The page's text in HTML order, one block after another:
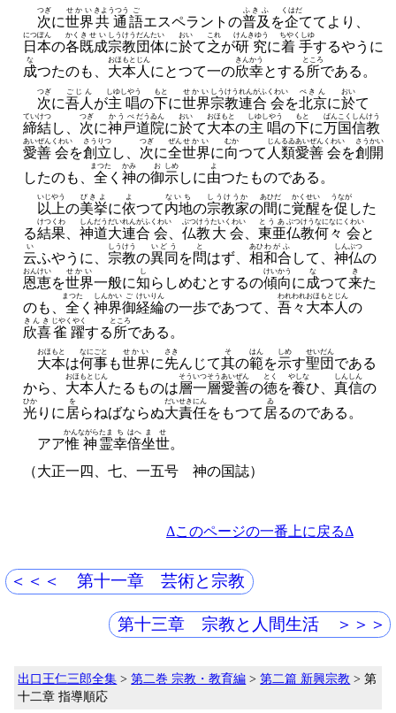
次
つぎ
に世界
せかい
共通
きようつう
語
ご
エスペラントの普及
ふきふ
を企
くはだ
ててより、
日本
につぽん
の各
かく
既成
きせい
宗教
しうけう
団体
だんたい
に於
おい
て之
これ
が研究
けんきゆう
に着手
ちやくしゆ
するやうに
成
な
つたのも、 大本人
おほもとじん
にとつて一の欣幸
きんかう
とする所
ところ
である。
次
つぎ
に吾人
ごじん
が主唱
しゆしやう
の下
もと
に世界
せかい
宗教
しうけう
連合
れんがふ
会
くわい
を北京
ぺきん
に於
おい
て
締結
ていけつ
し、 次
つぎ
に神戸
かうべ
道院
だうゐん
に於
おい
て大本
おほもと
の主唱
しゆしやう
の下
もと
に万国
ばんこく
信教
しんけう
愛善
あいぜん
会
くわい
を創立
さうりつ
し、 次
つぎ
に全
ぜん
世界
せかい
に向
むか
つて 人類
じんるゐ
愛善
あいぜん
会
くわい
を創開
さうかい
したのも、 全
まつた
く 神
かみ
の御
お
示
しめ
しに由
よ
つたものである。
以上
いじやう
の美挙
びきよ
に依
よ
つて内地
ないち
の宗教家
しうけうか
の間
あひだ
に覚醒
かくせい
を促
うなが
した
る結果
けつくわ
、 神道
しんだう
大
だい
連合
れんがふ
会
くわい
仏教
ぶつけう
大会
たいくわい
東亜
とうあ
仏教
ぶつけう
何々
なになに
会
くわい
と
云
い
ふやうに、 宗教
しうけう
の異同
いどう
を問
と
はず、 相
あひ
和合
わがふ
して、 神仏
しんぶつ
の
恩恵
おんけい
を世界
せかい
一般に知
し
らしめむとするの傾向
けいかう
に 成
な
つて来
き
た
のも、 全
まつた
く 神界
しんかい
御
ご
経綸
けいりん
の一歩であつて、 吾々
われわれ
大本人
おほもとじん
の
欣喜
きんき
雀躍
じやくやく
する 所
ところ
である。
大本
おほもと
は何事
なにごと
も世界
せかい
に先
さき
んじて其
そ
の範
はん
を示
しめ
す聖団
せいだん
である
から、 大本人
おほもとじん
たるものは層
そう
一層
いつそう
愛善
あいぜん
の徳
とく
を養
やしな
ひ、 真信
しんしん
の
光
ひか
りに 居
を
らねばならぬ大
だい
責任
せきにん
をもつて 居
ゐ
るのである。
アア惟神
かんながら
霊
たま
幸
ち
倍
はへ
坐世
ませ
。
（大正一四、七、一五号 神の国誌）
Δこのページの一番上に戻るΔ
＜＜＜ 第十一章 芸術と宗教
第十三章 宗教と人間生活 ＞＞＞
出口王仁三郎全集 >第二巻 宗教・教育編 >第二篇 新興宗教 > 第
十二章 指導順応